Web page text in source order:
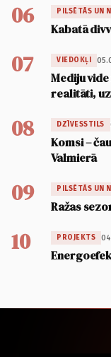
06 PILSĒTĀS UN
Kabatā
07 VIEDOKĻI
Mediju
realitāti,
08 DZĪVESSTILS
Komsi –
Valmierā
09 PILSĒTĀS UN
Ražas
10 PROJEKTS